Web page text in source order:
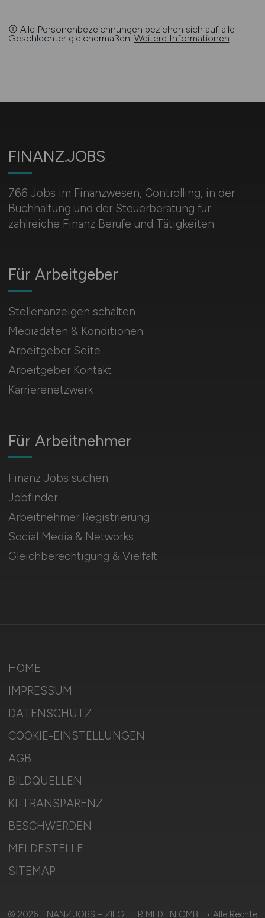
Alle Personenbezeichnungen beziehen sich auf alle
Geschlechter gleichermaßen. Weitere Informationen.
FINANZ.JOBS
766 Jobs im Finanzwesen, Controlling, in der
Buchhaltung und der Steuerberatung für
zahlreiche Finanz Berufe und Tätigkeiten.
Für Arbeitnehmer
Finanz Jobs suchen
Jobfinder
Arbeitnehmer Registrierung
Social Media & Networks
Gleichberechtigung & Vielfalt
Für Arbeitgeber
Stellenanzeigen schalten
Mediadaten & Konditionen
Arbeitgeber Seite
Arbeitgeber Kontakt
Karrierenetzwerk
HOME
IMPRESSUM
DATENSCHUTZ
COOKIE-EINSTELLUNGEN
AGB
BILDQUELLEN
KI-TRANSPARENZ
BESCHWERDEN
MELDESTELLE
SITEMAP
© 2026 FINANZ.JOBS – ZIEGELER MEDIEN GMBH • Alle Rechte